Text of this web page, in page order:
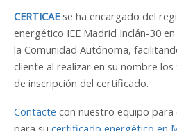
CERTICAEse ha encargado del
energético IEE Madrid Inclán-30
la Comunidad Autónoma,
cliente al realizar en su nombre
de inscripción del certificado.
Contacte con nuestro equipo